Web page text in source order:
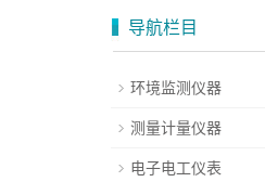
导航栏目
环境监测仪器
测量计量仪器
电子电工仪表